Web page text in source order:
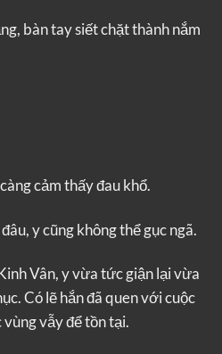
bàn tay siết chặt thành nắm
cảm thấy đau khổ.
y cũng không thể gục ngã.
Vân, y vừa tức giận lại vừa
Có lẽ hắn đã quen với cuộc
vẫy để tồn tại.